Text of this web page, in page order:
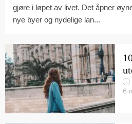
gjøre i løpet av livet. Det åpner
nye byer og nydelige lan...
6